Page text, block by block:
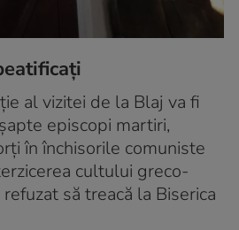
al vizitei de la Blaj va fi
episcopi martiri,
în închisorile comuniste
cultului greco-
să treacă la Biserica